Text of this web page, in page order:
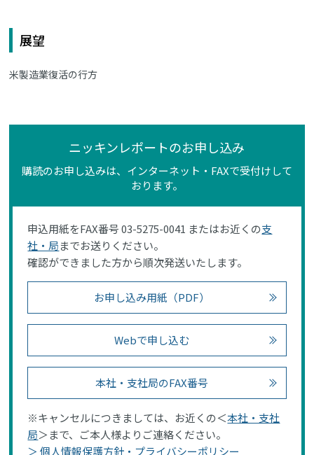
展望
米製造業復活の行方
ニッキンレポートのお申し込み
購読のお申し込みは、インターネット・FAXで受付けして
おります。
申込用紙をFAX番号 03-5275-0041 またはお近くの支
社・局までお送りください。
確認ができました方から順次発送いたします。
お申し込み用紙（PDF）
Webで申し込む
本社・支社局のFAX番号
※キャンセルにつきましては、お近くの＜本社・支社
局＞まで、ご本人様よりご連絡ください。
＞ 個人情報保護方針・プライバシーポリシー